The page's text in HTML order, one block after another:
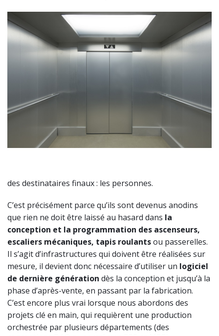
des destinataires finaux : les personnes.
C’est précisément parce qu’ils sont devenus anodins
que rien ne doit être laissé au hasard dans la
conception et la programmation des ascenseurs,
escaliers mécaniques, tapis roulantsou passerelles.
Il s’agit d’infrastructures qui doivent être réalisées sur
mesure, il devient donc nécessaire d’utiliser un logiciel
de dernière génération dès la conception et jusqu’à la
phase d’après-vente, en passant par la fabrication.
C’est encore plus vrai lorsque nous abordons des
projets clé en main, qui requièrent une production
orchestrée par plusieurs départements (des